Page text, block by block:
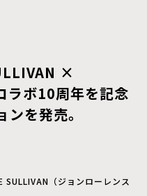
×
ボ10周年を記念
を発売。
（ジョンローレンス